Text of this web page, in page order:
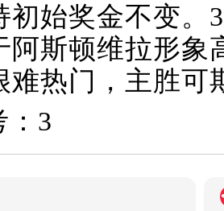
初始奖金不变。
阿斯顿维拉形象
难热门，主胜可
：3